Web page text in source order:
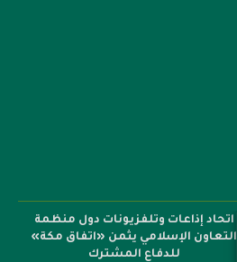
اتحاد إذاعات وتلفزيونات دول منظمة
التعاون الإسلامي يثمن «اتفاق مكة»
للدفاع المشترك